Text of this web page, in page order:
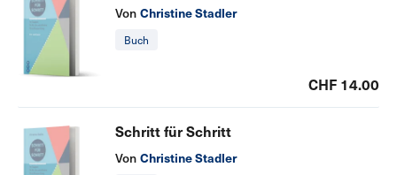
Von Christine Stadler
Buch
CHF 14.00
Schritt für Schritt
Von Christine Stadler